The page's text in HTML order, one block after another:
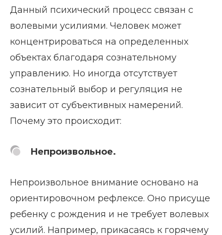
Данный психический процесс связан с
волевыми усилиями. Человек может
концентрироваться на определенных
объектах благодаря сознательному
управлению. Но иногда отсутствует
сознательный выбор и регуляция не
зависит от субъективных намерений.
Почему это происходит:
Непроизвольное.
Непроизвольное внимание основано на
ориентировочном рефлексе. Оно присуще
ребенку с рождения и не требует волевых
усилий. Например, прикасаясь к горячему